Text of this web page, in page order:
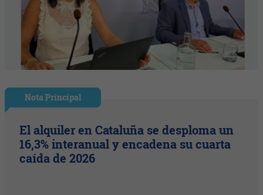
Nota Principal
El alquiler en Cataluña se desploma un
16,3% interanual y encadena su cuarta
caída de 2026